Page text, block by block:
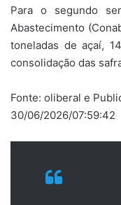
Para o segundo
Abastecimento
toneladas de açaí,
consolidação das
Fonte: oliberal e
30/06/2026/07:59:42